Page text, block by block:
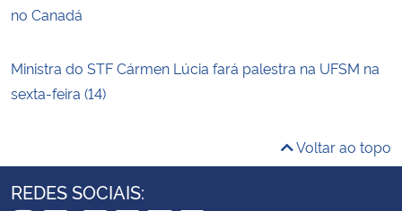
no Canadá
Ministra do STF Cármen Lúcia fará palestra na UFSM na
sexta-feira (14)
Voltar ao topo
REDES SOCIAIS: